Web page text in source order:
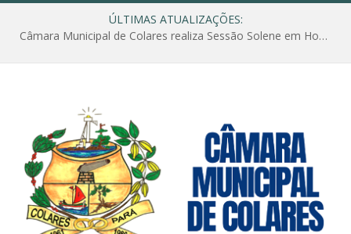
ÚLTIMAS ATUALIZAÇÕES:
Câmara Municipal de Colares realiza Sessão Solene em Homenagem ao Dia das Mães